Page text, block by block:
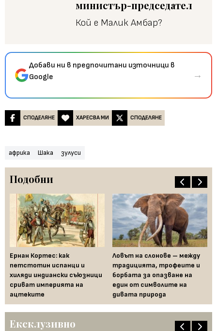
министър-председател
Кой е Малик Амбар?
Добави ни в предпочитани източници в
Google
→
СПОДЕЛЯНЕ ХАРЕСВА МИ СПОДЕЛЯНЕ
африка Шака зулуси
Подобни
Ернан Кортес: как
петстотин испанци и
хиляди индиански съюзници
сриват империята на
ацтеките
Ловът на слонове – между
традицията, трофеите и
борбата за опазване на
един от символите на
дивата природа
Ексклузивно